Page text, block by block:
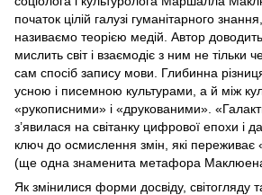
початок цілій галузі гуманітарного
називаємо теорією медій. Автор
мислить світ і взаємодіє з ним не тільки
сам спосіб запису мови. Глибинна
усною і писемною культурами, а й між
«рукописними» і «друкованими».
з’явилася на світанку цифрової епохи і
ключ до осмислення змін, які переживає
(ще одна знаменита метафора Маклюена)
Як змінилися форми досвіду, світогляду